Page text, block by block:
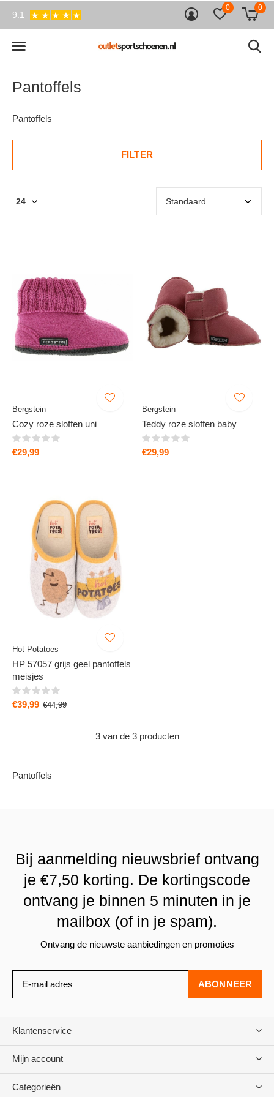
0 0
9.1
Pantoffels
Pantoffels
FILTER
Bergstein
Cozy roze sloffen uni
€29,99
Bergstein
Teddy roze sloffen baby
€29,99
Hot Potatoes
HP 57057 grijs geel pantoffels
meisjes
€39,99 €44,99
3 van de 3 producten
Pantoffels
Bij aanmelding nieuwsbrief ontvang
je €7,50 korting. De kortingscode
ontvang je binnen 5 minuten in je
mailbox (of in je spam).
Ontvang de nieuwste aanbiedingen en promoties
ABONNEER
Klantenservice
Mijn account
Categorieën